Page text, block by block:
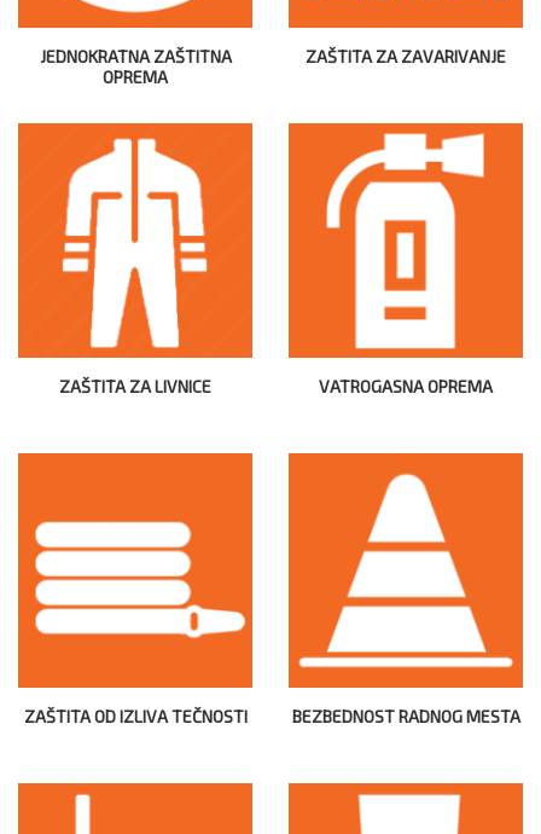
JEDNOKRATNA ZAŠTITNA
OPREMA
ZAŠTITA ZA ZAVARIVANJE
ZAŠTITA ZA LIVNICE VATROGASNA OPREMA
ZAŠTITA OD IZLIVA TEČNOSTI BEZBEDNOST RADNOG MESTA